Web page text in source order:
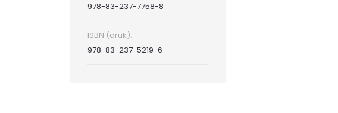
978-83-237-7758-8
ISBN (druk):
978-83-237-5219-6